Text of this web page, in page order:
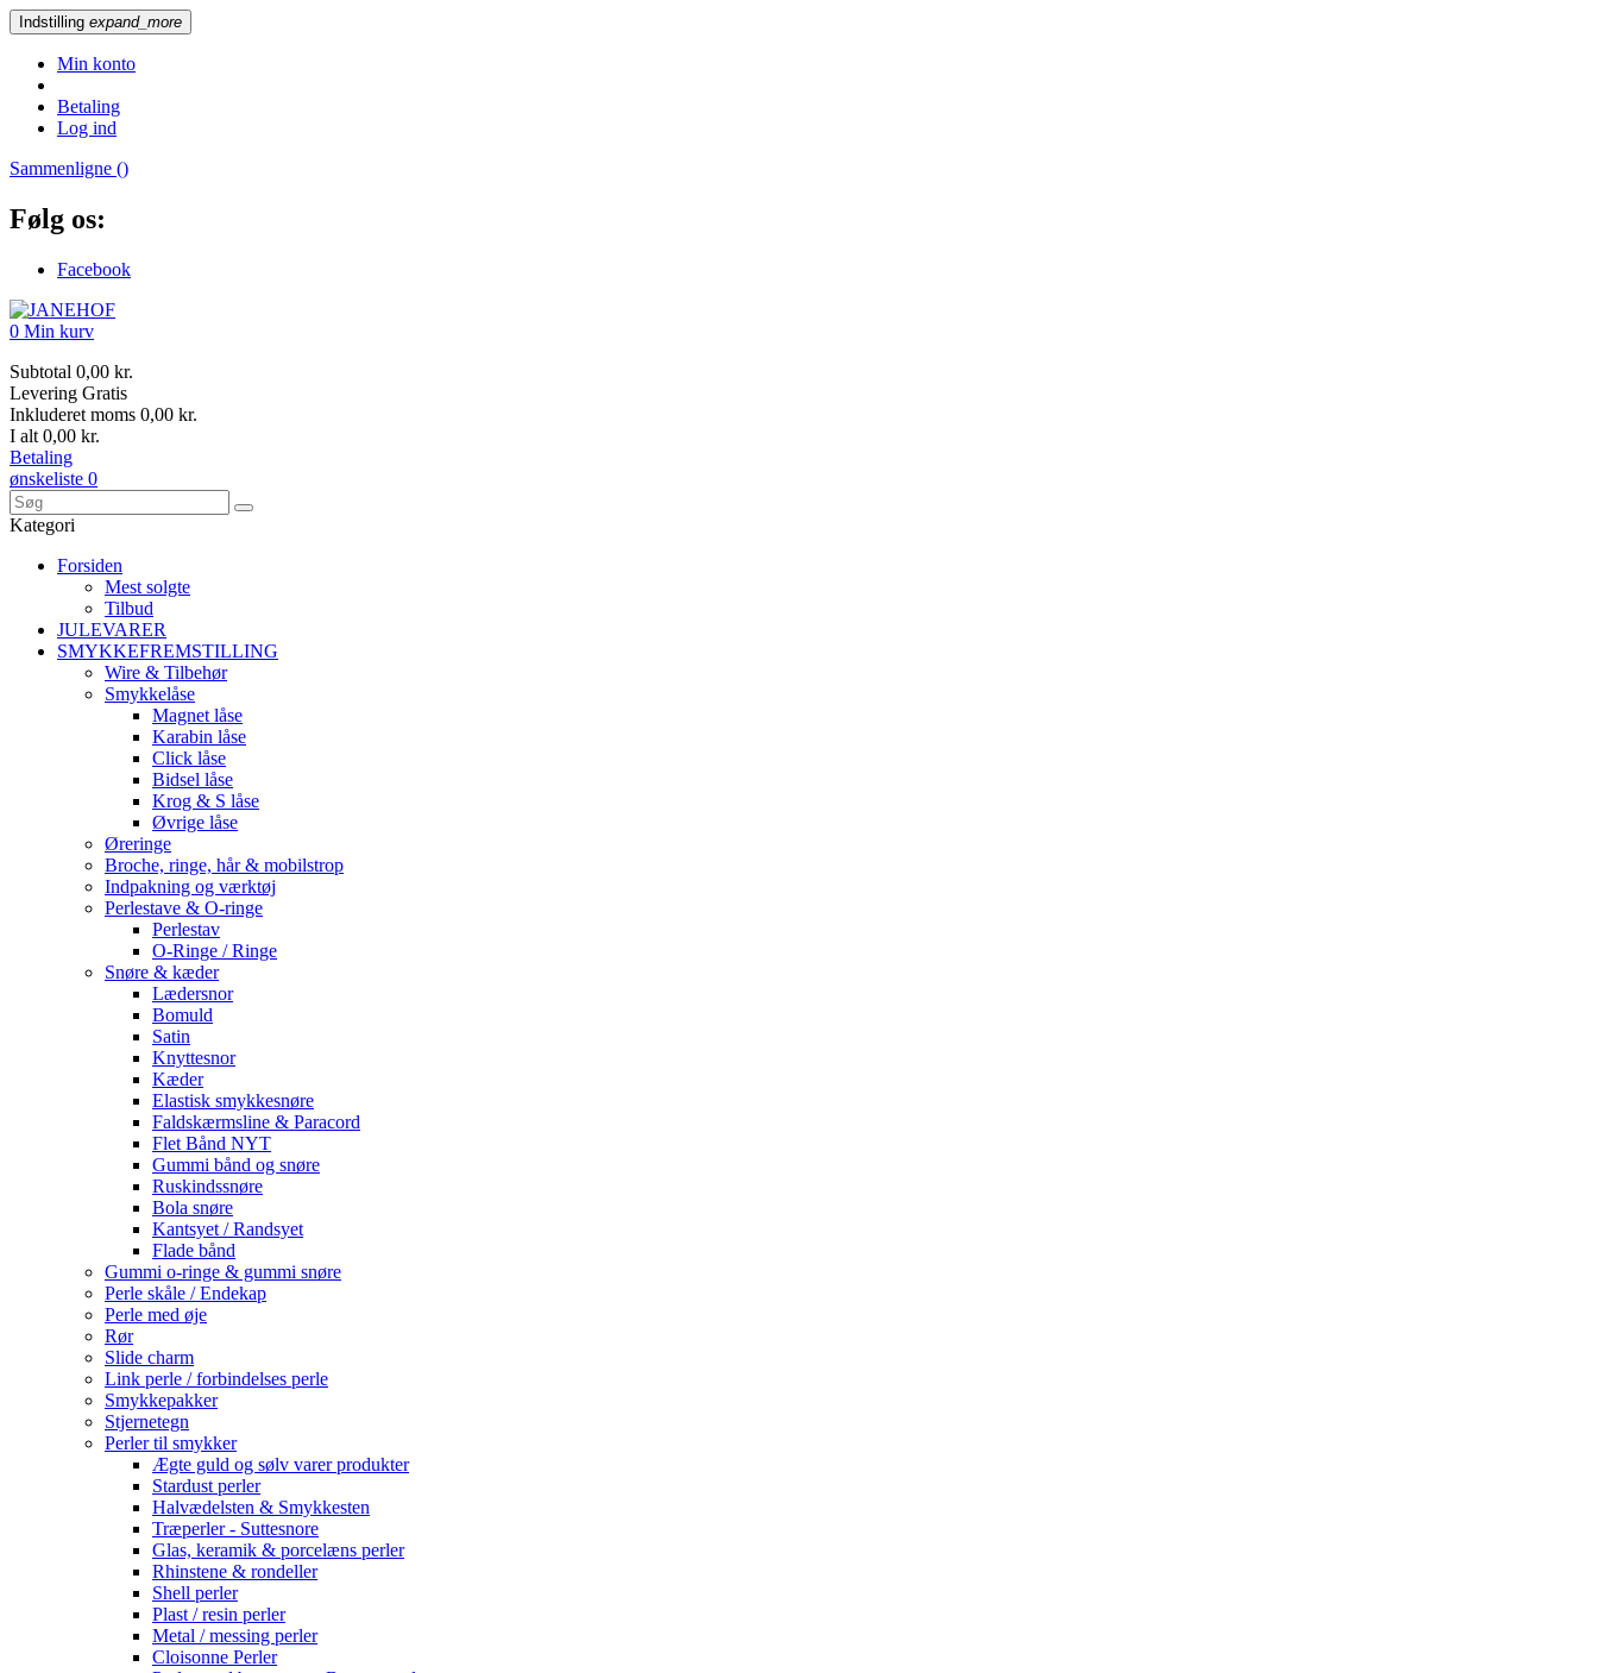
Indstilling expand_more
Min konto
Betaling
Log ind
Sammenligne ()
Følg os:
Facebook
0 Min kurv
Subtotal 0,00 kr.
Levering Gratis
Inkluderet moms 0,00 kr.
I alt 0,00 kr.
Betaling
ønskeliste 0
Kategori
Forsiden
Mest solgte
Tilbud
JULEVARER
SMYKKEFREMSTILLING
Wire & Tilbehør
Smykkelåse
Magnet låse
Karabin låse
Click låse
Bidsel låse
Krog & S låse
Øvrige låse
Øreringe
Broche, ringe, hår & mobilstrop
Indpakning og værktøj
Perlestave & O-ringe
Perlestav
O-Ringe / Ringe
Snøre & kæder
Lædersnor
Bomuld
Satin
Knyttesnor
Kæder
Elastisk smykkesnøre
Faldskærmsline & Paracord
Flet Bånd NYT
Gummi bånd og snøre
Ruskindssnøre
Bola snøre
Kantsyet / Randsyet
Flade bånd
Gummi o-ringe & gummi snøre
Perle skåle / Endekap
Perle med øje
Rør
Slide charm
Link perle / forbindelses perle
Smykkepakker
Stjernetegn
Perler til smykker
Ægte guld og sølv varer produkter
Stardust perler
Halvædelsten & Smykkesten
Træperler - Suttesnore
Glas, keramik & porcelæns perler
Rhinstene & rondeller
Shell perler
Plast / resin perler
Metal / messing perler
Cloisonne Perler